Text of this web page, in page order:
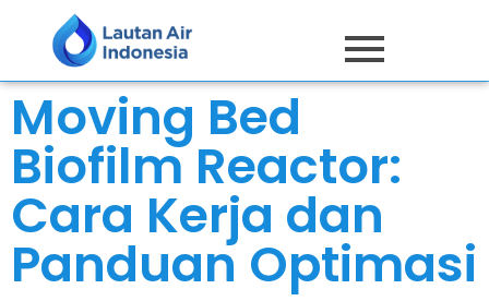
Moving Bed
Biofilm Reactor:
Cara Kerja dan
Panduan Optimasi